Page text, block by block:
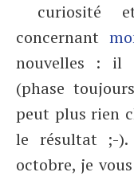
curiosité
concernant
nouvelles : il
(phase
peut plus rien
le résultat ;-
octobre, je